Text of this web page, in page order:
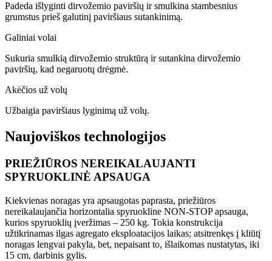
Padeda išlyginti dirvožemio paviršių ir smulkina stambesnius
grumstus prieš galutinį paviršiaus sutankinimą.
Galiniai volai
Sukuria smulkią dirvožemio struktūrą ir sutankina dirvožemio
paviršių, kad negaruotų drėgmė.
Akėčios už volų
Užbaigia paviršiaus lyginimą už volų.
Naujoviškos technologijos
PRIEŽIŪROS NEREIKALAUJANTI
SPYRUOKLINĖ APSAUGA
Kiekvienas noragas yra apsaugotas paprasta, priežiūros
nereikalaujančia horizontalia spyruokline NON-STOP apsauga,
kurios spyruoklių įveržimas – 250 kg. Tokia konstrukcija
užtikrinamas ilgas agregato eksploatacijos laikas; atsitrenkęs į kliūtį
noragas lengvai pakyla, bet, nepaisant to, išlaikomas nustatytas, iki
15 cm, darbinis gylis.